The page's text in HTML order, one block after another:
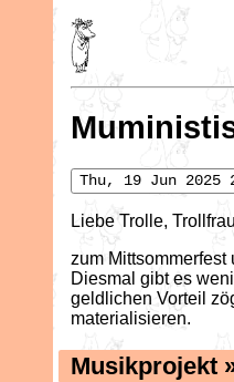
Thu, 19 Jun 2025
Liebe Trolle,
zum
Diesmal gibt es
geldlichen Vorteil
materialisieren.
Musikprojekt